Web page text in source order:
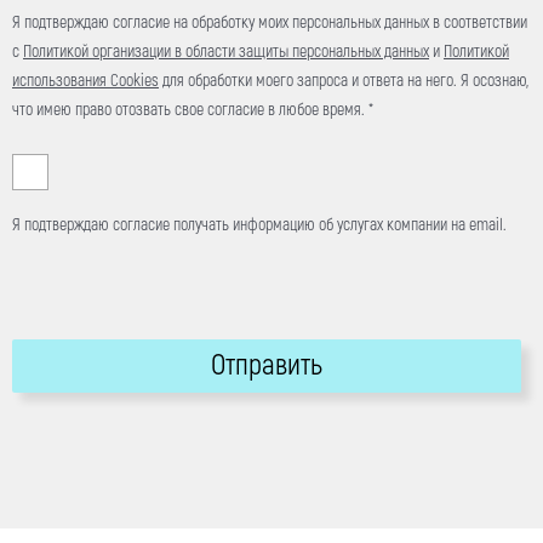
Я подтверждаю согласие на обработку моих персональных данных в соответствии
с Политикой организации в области защиты персональных данных и Политикой
использования Cookies для обработки моего запроса и ответа на него. Я осознаю,
что имею право отозвать свое согласие в любое время. *
Я подтверждаю согласие получать информацию об услугах компании на email.